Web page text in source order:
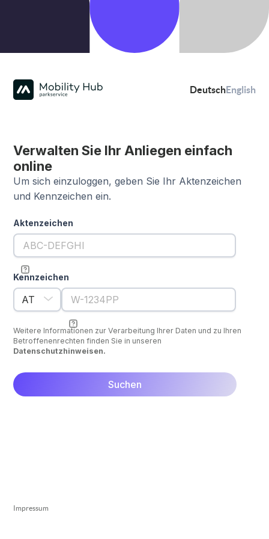
DeutschEnglish
Verwalten Sie Ihr Anliegen einfach
online
Um sich einzuloggen, geben Sie Ihr Aktenzeichen
und Kennzeichen ein.
Aktenzeichen
Kennzeichen
Weitere Informationen zur Verarbeitung Ihrer Daten und zu Ihren
Betroffenenrechten finden Sie in unseren
Datenschutzhinweisen.
Impressum